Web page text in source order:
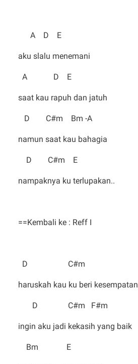
A D E
aku slalu menemani
A D E
saat kau rapuh dan jatuh
D C#m Bm -A
namun saat kau bahagia
D C#m E
nampaknya ku terlupakan..
==Kembali ke : Reff I
D C#m
haruskah kau ku beri kesempatan
D C#m F#m
ingin aku jadi kekasih yang baik
Bm E